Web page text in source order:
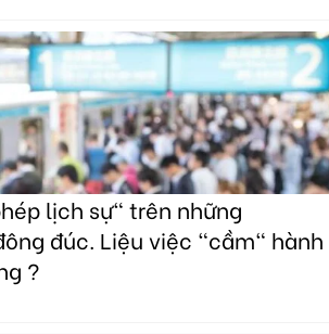
lịch sự" trên những
đúc. Liệu việc "cầm" hành
?